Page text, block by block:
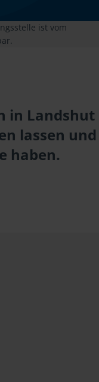
ist vom
in Landshut
lassen und
haben.